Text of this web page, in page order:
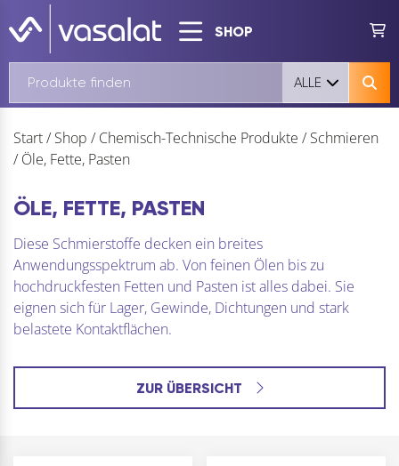
SHOP
ALLE
Start/ Shop / Chemisch-Technische Produkte / Schmieren
/ Öle, Fette, Pasten
ÖLE, FETTE, PASTEN
Diese Schmierstoffe decken ein breites
Anwendungsspektrum ab. Von feinen Ölen bis zu
hochdruckfesten Fetten und Pasten ist alles dabei. Sie
eignen sich für Lager, Gewinde, Dichtungen und stark
belastete Kontaktflächen.
ZUR ÜBERSICHT